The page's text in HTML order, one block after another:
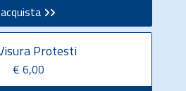
acquista
Protesti
€ 6,00